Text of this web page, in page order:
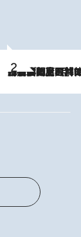
2026.8.8
「最後に見られてよかった」上野動物園の東園パンダ舎が解体前に特別公開。8月16日まで延長されたパネル展と共に辿る“半世紀”のパンダ飼育《解体工事の図面あり》